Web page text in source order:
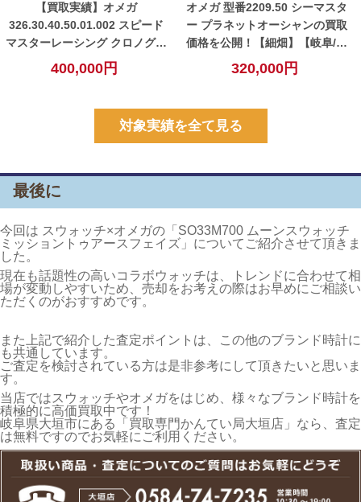
【買取実績】オメガ
326.30.40.50.01.002 スピード
マスターレーシング クロノグラ
フの買取金額を公開！【小牧】
400,000円
オメガ 型番2209.50 シーマスタ
ー プラネットオーシャンの買取
価格を公開！【細畑】【岐阜/岐
南/関/美濃/一宮エリア】
320,000円
対象実績を全て見る
最後に
今回は スウォッチ×オメガの「SO33M700 ムーンスウォッチ
ミッショントゥアースフェイズ」についてご紹介させて頂きま
した。
現在も話題性の高いコラボウォッチは、トレンドに合わせて相
場が変動しやすいため、売却をお考えの際はお早めにご相談い
ただくのがおすすめです。
また上記で紹介した査定ポイントは、この他のブランド時計に
も共通しています。
ご査定を検討されている方は是非参考にして頂きたいと思いま
す。
当店ではスウォッチやオメガをはじめ、様々なブランド時計を
積極的に高価買取中です！
岐阜県大垣市にある「買取専門かんてい局大垣店」なら、査定
は無料ですのでお気軽にご利用ください。